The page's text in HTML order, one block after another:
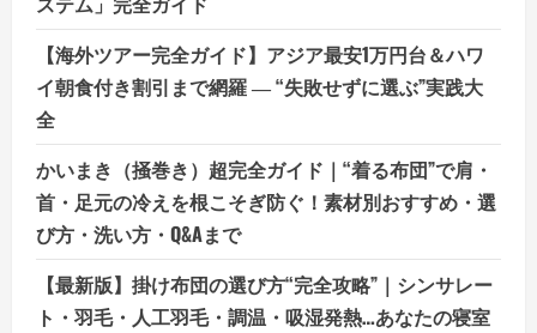
【海外ツアー完全ガイド】アジア最安1万円台＆ハワ
イ朝食付き割引まで網羅 ― “失敗せずに選ぶ”実践大
全
かいまき（掻巻き）超完全ガイド｜“着る布団”で肩・
首・足元の冷えを根こそぎ防ぐ！素材別おすすめ・選
び方・洗い方・Q&Aまで
【最新版】掛け布団の選び方“完全攻略”｜シンサレー
ト・羽毛・人工羽毛・調温・吸湿発熱…あなたの寝室